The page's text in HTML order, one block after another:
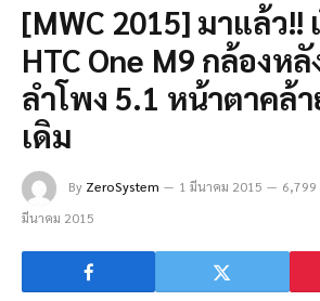
[MWC 2015] มาแล้ว!!
HTC One M9 กล้องห
ลำโพง 5.1 หน้าตาคล้
เดิม
By ZeroSystem 1 มีนาคม 2015 6,799
มีนาคม 2015